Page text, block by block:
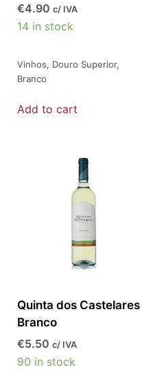
€4.90 c/ IVA
14 in stock
Vinhos, Douro Superior,
Branco
Add to cart
Quinta dos Castelares
Branco
€5.50 c/ IVA
90 in stock